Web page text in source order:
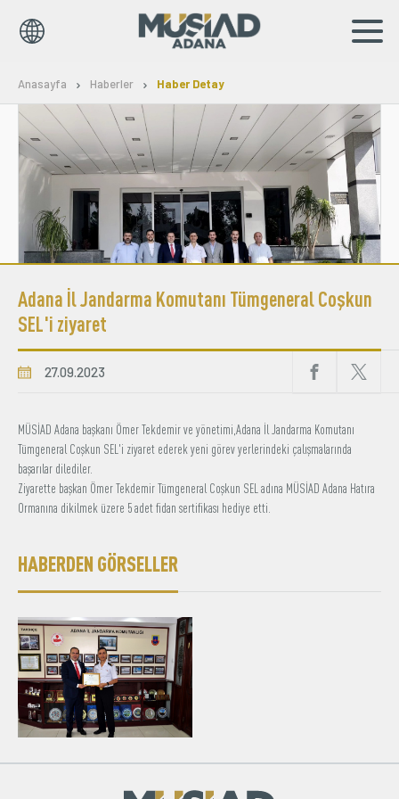
Kurumsal
Markalar
Haberler
Yayınlar
Sosyal Sorumluluk
İş Birlikleri
Üyelik
E-İşlemler
Anasayfa Haberler Haber Detay
Adana İl Jandarma Komutanı Tümgeneral Coşkun
SEL'i ziyaret
27.09.2023
MÜSİAD Adana başkanı Ömer Tekdemir ve yönetimi,Adana İl Jandarma Komutanı
Tümgeneral Coşkun SEL'i ziyaret ederek yeni görev yerlerindeki çalışmalarında
başarılar dilediler.
Ziyarette başkan Ömer Tekdemir Tümgeneral Coşkun SEL adına MÜSİAD Adana Hatıra
Ormanına dikilmek üzere 5 adet fidan sertifikası hediye etti.
HABERDEN GÖRSELLER